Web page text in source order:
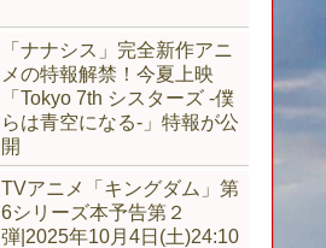
「ナナシス」完全新作アニ
メの特報解禁！今夏上映
「Tokyo 7th シスターズ -僕
らは青空になる-」特報が公
開
TVアニメ「キングダム」第
6シリーズ本予告第２
弾|2025年10月4日(土)24:10